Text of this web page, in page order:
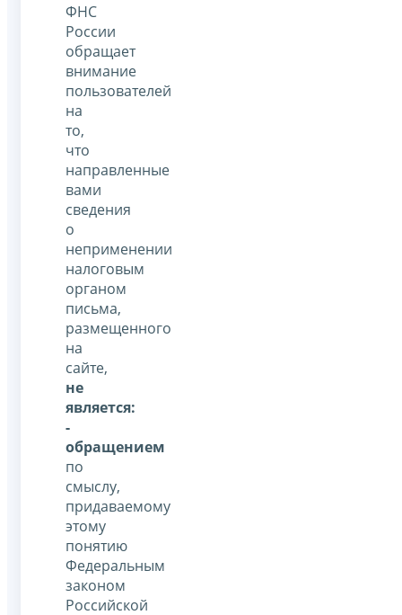
ФНС
России
обращает
внимание
пользователей
на
то,
что
направленные
вами
сведения
о
неприменении
налоговым
органом
письма,
размещенного
на
сайте,
не
является:
-
обращением
по
смыслу,
придаваемому
этому
понятию
Федеральным
законом
Российской